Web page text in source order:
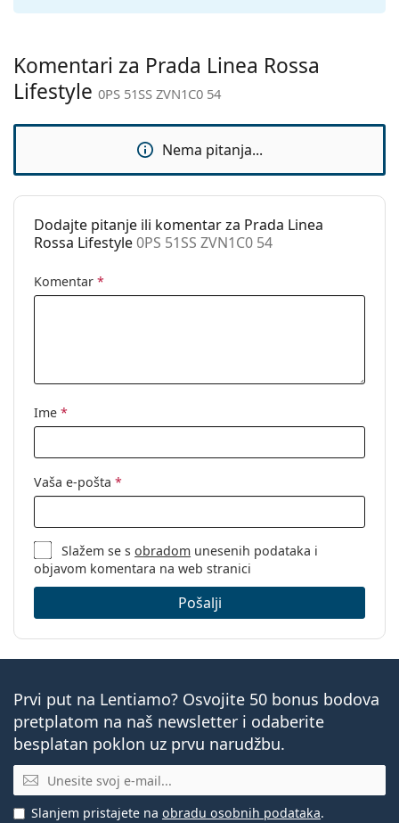
Kategorija:
Sunčane naočale
Upotreba:
Moda
Komentari za Prada Linea Rossa
Lifestyle 0PS 51SS ZVN1C0 54
Nema pitanja...
Dodajte pitanje ili komentar za Prada Linea
Rossa Lifestyle0PS 51SS ZVN1C0 54
Komentar *
Ime *
Vaša e-pošta *
Slažem se sobradom unesenih podataka i
objavom komentara na web stranici
Pošalji
Prvi put na Lentiamo? Osvojite 50 bonus bodova
pretplatom na naš newsletter i odaberite
besplatan poklon uz prvu narudžbu.
E-mail
Slanjem pristajete na obradu osobnih podataka.